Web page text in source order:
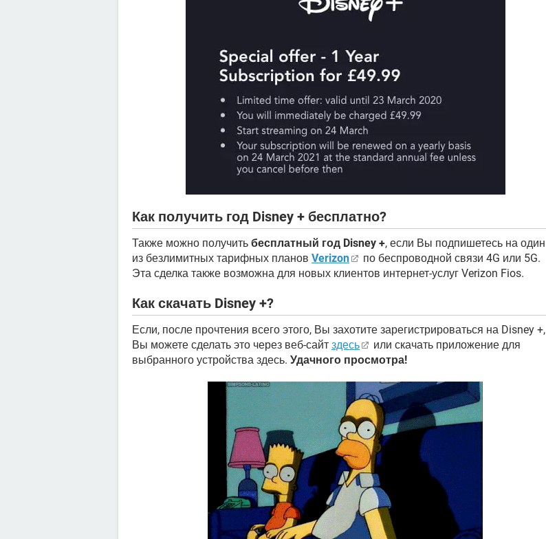
Как получить год Disney + бесплатно?
Также можно получить бесплатный год Disney +, если Вы подпишетесь на один
из безлимитных тарифных планов Verizon
по беспроводной связи 4G или 5G.
Эта сделка также возможна для новых клиентов интернет-услуг Verizon Fios.
Как скачать Disney +?
Если, после прочтения всего этого, Вы захотите зарегистрироваться на Disney +,
Вы можете сделать это через веб-сайт здесь
или скачать приложение для
выбранного устройства здесь. Удачного просмотра!